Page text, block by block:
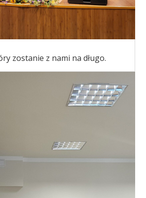
zostanie z nami na długo.